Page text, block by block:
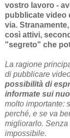
vostro lavoro -
pubblicate video
via.
così attivi,
"segreto" che
La ragione
di pubblicare
possibilità di
informate sui
molto importante:
perché, e se va
migliorarlo.
impossibile.